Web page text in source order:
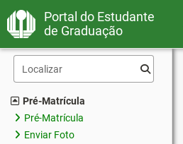
Portal do Estudante
de Graduação
Pré-Matrícula
Pré-Matrícula
Enviar Foto